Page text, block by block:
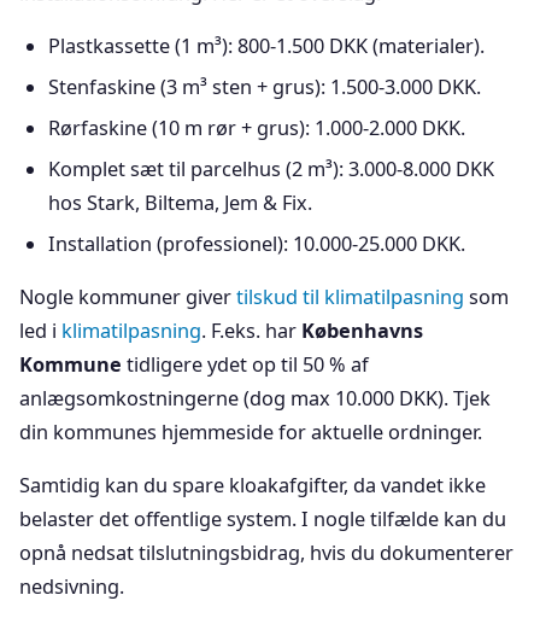
Plastkassette (1 m³): 800-1.500 DKK (materialer).
Stenfaskine (3 m³ sten + grus): 1.500-3.000 DKK.
Rørfaskine (10 m rør + grus): 1.000-2.000 DKK.
Komplet sæt til parcelhus (2 m³): 3.000-8.000 DKK
hos Stark, Biltema, Jem & Fix.
Installation (professionel): 10.000-25.000 DKK.
Nogle kommuner givertilskud til klimatilpasning som
led i klimatilpasning. F.eks. har Københavns
Kommune tidligere ydet op til 50 % af
anlægsomkostningerne (dog max 10.000 DKK). Tjek
din kommunes hjemmeside for aktuelle ordninger.
Samtidig kan du spare kloakafgifter, da vandet ikke
belaster det offentlige system. I nogle tilfælde kan du
opnå nedsat tilslutningsbidrag, hvis du dokumenterer
nedsivning.